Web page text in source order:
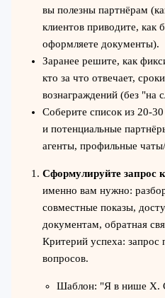
вы полезны партнёрам
клиентов приводите, как
оформляете документы).
Заранее решите, как
кто за что отвечает,
вознаграждений (без "на
Соберите список из 20-
и потенциальные
агенты, профильные
Сформулируйте запрос
именно вам нужно:
совместные показы,
документам, обратная
Критерий успеха:
вопросов.
Шаблон: "Я в нише X.